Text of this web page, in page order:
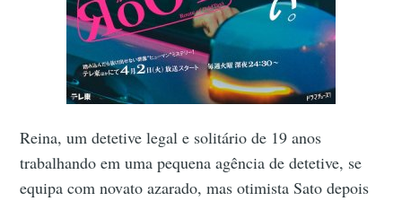
Reina, um detetive legal e solitário de 19 anos
trabalhando em uma pequena agência de detetive, se
equipa com novato azarado, mas otimista Sato depois